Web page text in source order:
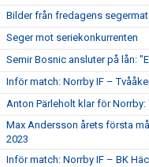
Bilder från fredagens
Seger mot seriekonkurrenten
Semir Bosnic ansluter på lån:
Inför match: Norrby IF –
Anton Pärleholt klar för
Max Andersson årets första
2023
Inför match: Norrby IF – BK